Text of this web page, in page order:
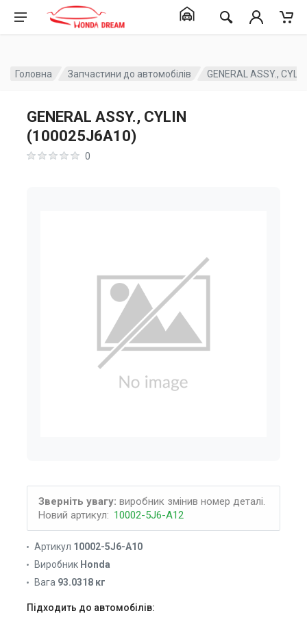
Головна Запчастини до автомобілів GENERAL ASSY.,
GENERAL ASSY., CYLIN
(100025J6A10)
0
Зверніть увагу: виробник змінив номер деталі.
Новий артикул: 10002-5J6-A12
Артикул 10002-5J6-A10
Виробник Honda
Вага 93.0318 кг
Підходить до автомобілів: